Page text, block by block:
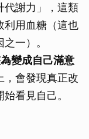
代謝力」，這類
利用血糖（這也
一）。
變成自己滿意
，會發現真正改
看見自己。